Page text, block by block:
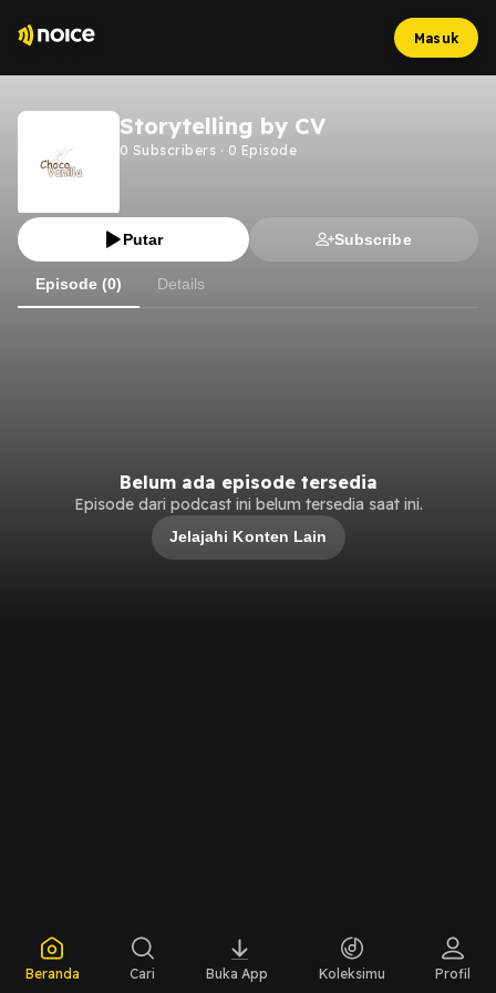
Masuk
Storytelling by CV
0 Subscribers · 0 Episode
Putar Subscribe
Episode (0) Details
Belum ada episode tersedia
Episode dari podcast ini belum tersedia saat ini.
Jelajahi Konten Lain
Beranda Cari Buka App Koleksimu Profil